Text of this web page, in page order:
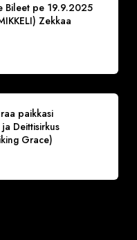
Bileet pe 19.9.2025
Zekkaa
paikkasi
Deittisirkus
Grace)